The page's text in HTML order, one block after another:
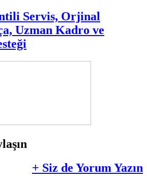
Servis, Orjinal
Uzman Kadro ve
+ Siz de Yorum Yazın